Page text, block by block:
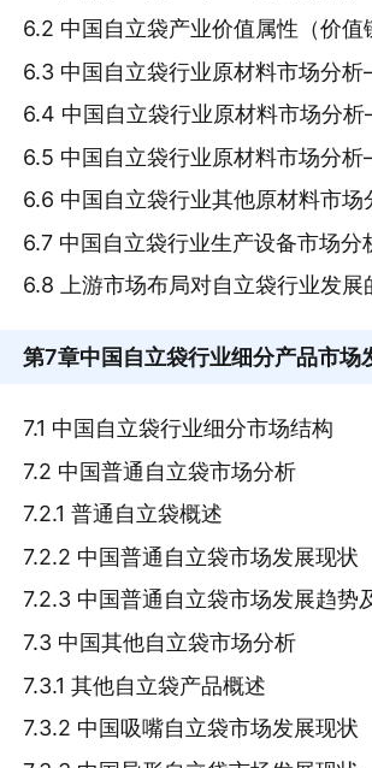
6.2 中国自立袋产业价值属性（价值
6.3 中国自立袋行业原材料市场分
6.4 中国自立袋行业原材料市场分
6.5 中国自立袋行业原材料市场分
6.6 中国自立袋行业其他原材料市场
6.7 中国自立袋行业生产设备市场分
6.8 上游市场布局对自立袋行业发展
第7章中国自立袋行业细分产品市场
7.1 中国自立袋行业细分市场结构
7.2 中国普通自立袋市场分析
7.2.1 普通自立袋概述
7.2.2 中国普通自立袋市场发展现状
7.2.3 中国普通自立袋市场发展趋势
7.3 中国其他自立袋市场分析
7.3.1 其他自立袋产品概述
7.3.2 中国吸嘴自立袋市场发展现状